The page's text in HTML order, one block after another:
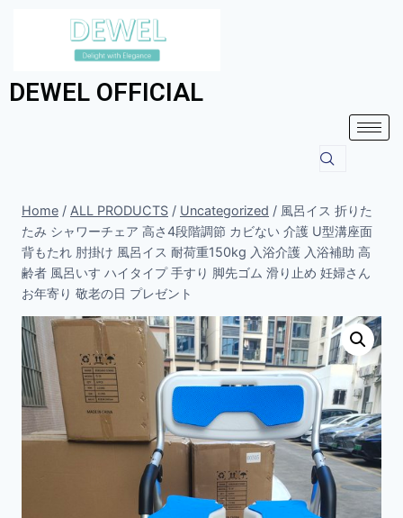
DEWEL OFFICIAL
Home / ALL PRODUCTS / Uncategorized / 風呂イス 折りた
たみ シャワーチェア 高さ4段階調節 カビない 介護 U型溝座面
背もたれ 肘掛け 風呂イス 耐荷重150kg 入浴介護 入浴補助 高
齢者 風呂いす ハイタイプ 手すり 脚先ゴム 滑り止め 妊婦さん
お年寄り 敬老の日 プレゼント